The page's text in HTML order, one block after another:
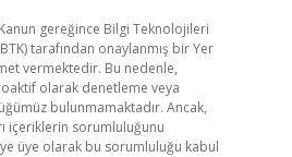
Kanun gereğince Bilgi Teknolojileri
tarafından onaylanmış bir Yer
vermektedir. Bu nedenle,
olarak denetleme veya
bulunmamaktadır. Ancak,
içeriklerin sorumluluğunu
üye olarak bu sorumluluğu kabul